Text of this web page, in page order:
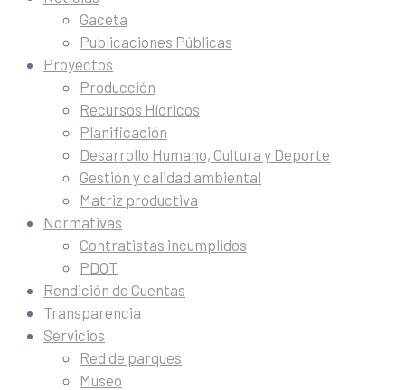
Gaceta
Publicaciones Públicas
Proyectos
Producción
Recursos Hídricos
Planificación
Desarrollo Humano, Cultura y Deporte
Gestión y calidad ambiental
Matriz productiva
Normativas
Contratistas incumplidos
PDOT
Rendición de Cuentas
Transparencia
Servicios
Red de parques
Museo